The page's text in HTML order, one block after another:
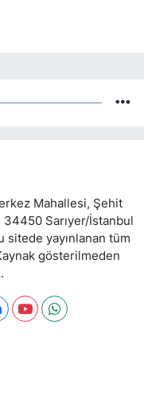
Mahallesi, Şehit
34450 Sarıyer/İstanbul
sitede yayınlanan tüm
gösterilmeden